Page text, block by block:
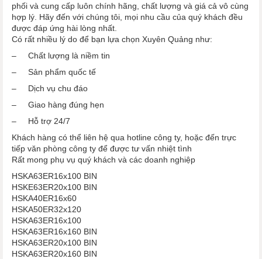
phối và cung cấp luôn chính hãng, chất lượng và giá cả vô cùng
hợp lý. Hãy đến với chúng tôi, mọi nhu cầu của quý khách đều
được đáp ứng hài lòng nhất.
Có rất nhiều lý do để bạn lựa chọn Xuyên Quảng như:
– Chất lượng là niềm tin
– Sản phẩm quốc tế
– Dịch vụ chu đáo
– Giao hàng đúng hẹn
– Hỗ trợ 24/7
Khách hàng có thể liên hệ qua hotline công ty, hoặc đến trực
tiếp văn phòng công ty để được tư vấn nhiệt tình
Rất mong phụ vụ quý khách và các doanh nghiệp
HSKA63ER16x100 BIN
HSKE63ER20x100 BIN
HSKA40ER16x60
​​​​​​​​​​​​​​​​​​​​​HSKA50ER32x120
HSKA63ER16x100
HSKA63ER16x160 BIN
HSKA63ER20x100 BIN
HSKA63ER20x160 BIN